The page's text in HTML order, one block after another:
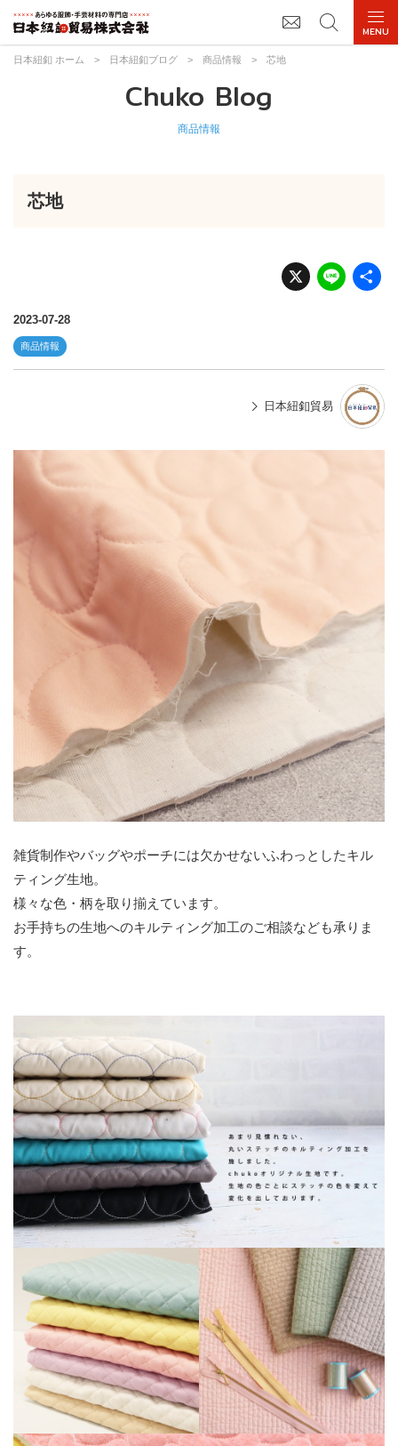
日本紐釦 ホーム > 日本紐釦ブログ > 商品情報 > 芯地
Chuko Blog
商品情報
芯地
X Li
n
2023-07-28
商品情報
日本紐釦貿易
雑貨制作やバッグやポーチには欠かせないふわっとしたキル
ティング生地。
様々な色・柄を取り揃えています。
お手持ちの生地へのキルティング加工のご相談なども承りま
す。